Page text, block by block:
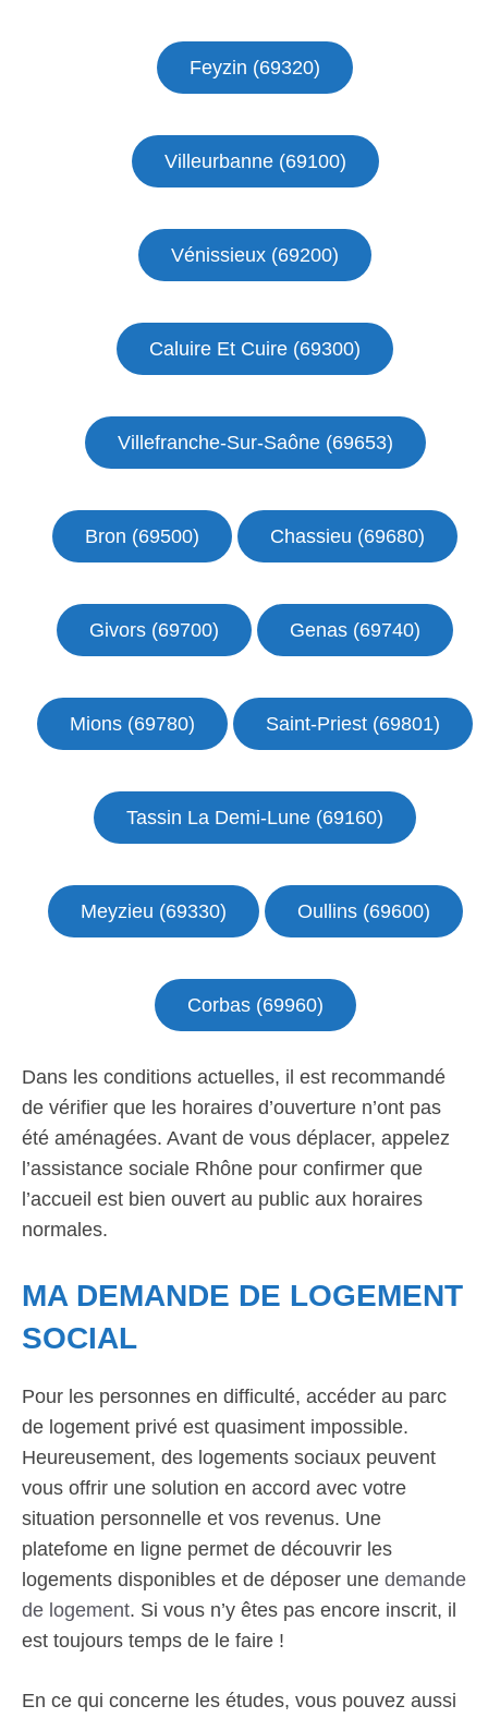
Feyzin (69320)
Villeurbanne (69100)
Vénissieux (69200)
Caluire Et Cuire (69300)
Villefranche-Sur-Saône (69653)
Bron (69500) Chassieu (69680)
Givors (69700) Genas (69740)
Mions (69780) Saint-Priest (69801)
Tassin La Demi-Lune (69160)
Meyzieu (69330) Oullins (69600)
Corbas (69960)
Dans les conditions actuelles, il est recommandé
de vérifier que les horaires d’ouverture n’ont pas
été aménagées. Avant de vous déplacer, appelez
l’assistance sociale Rhône pour confirmer que
l’accueil est bien ouvert au public aux horaires
normales.
MA DEMANDE DE LOGEMENT
SOCIAL
Pour les personnes en difficulté, accéder au parc
de logement privé est quasiment impossible.
Heureusement, des logements sociaux peuvent
vous offrir une solution en accord avec votre
situation personnelle et vos revenus. Une
platefome en ligne permet de découvrir les
logements disponibles et de déposer une demande
de logement. Si vous n’y êtes pas encore inscrit, il
est toujours temps de le faire !
En ce qui concerne les études, vous pouvez aussi